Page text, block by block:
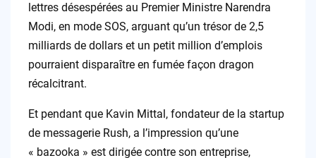
lettres désespérées au Premier Ministre Narendra
Modi, en mode SOS, arguant qu’un trésor de 2,5
milliards de dollars et un petit million d’emplois
pourraient disparaître en fumée façon dragon
récalcitrant.
Et pendant que Kavin Mittal, fondateur de la startup
de messagerie Rush, a l’impression qu’une
« bazooka » est dirigée contre son entreprise,